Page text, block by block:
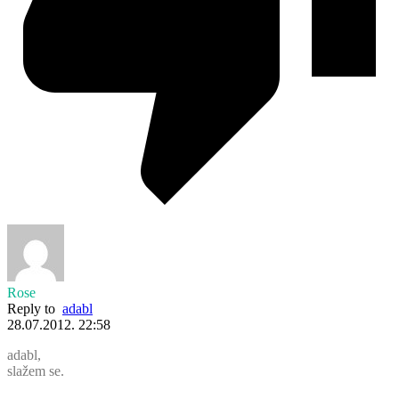
Rose
Reply to adabl
28.07.2012. 22:58
adabl,
slažem se.